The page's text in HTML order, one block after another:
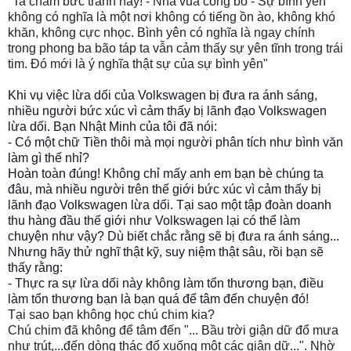
không có nghĩa là một nơi không có tiếng ồn ào, không khó
khăn, không cực nhọc. Bình yên có nghĩa là ngay chính
trong phong ba bão táp ta vẫn cảm thấy sự yên tĩnh trong trái
tim. Đó mới là ý nghĩa thật sự của sự bình yên"
Khi vụ việc lừa dối của Volkswagen bị đưa ra ánh sáng,
nhiều người bức xúc vì cảm thấy bị lãnh đạo Volkswagen
lừa dối. Bạn Nhật Minh của tôi đã nói:
- Có một chữ Tiền thôi mà mọi người phân tích như bình văn
làm gì thế nhỉ?
Hoàn toàn đúng! Không chỉ mấy anh em bạn bè chúng ta
đâu, mà nhiều người trên thế giới bức xúc vì cảm thấy bị
lãnh đạo Volkswagen lừa dối. Tại sao một tập đoàn doanh
thu hàng đầu thế giới như Volkswagen lại có thể làm
chuyện như vậy? Dù biết chắc rằng sẽ bị đưa ra ánh sáng...
Nhưng hãy thử nghĩ thật kỹ, suy niệm thật sâu, rồi bạn sẽ
thấy rằng:
- Thực ra sự lừa dối này không làm tổn thương bạn, điều
làm tổn thương bạn là bạn quá để tâm đến chuyện đó!
Tại sao bạn không học chú chim kia?
Chú chim đã không để tâm đến "... Bầu trời giận dữ đổ mưa
như trút,...đến dòng thác đổ xuống một các giận dữ...". Nhờ